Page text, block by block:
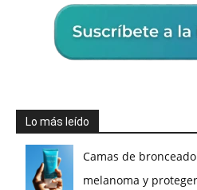
Lo más leído
Camas de
melanoma y